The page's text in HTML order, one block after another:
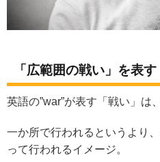
「広範囲の戦い」を表す
英語の”war”が表す「戦い」は、
一か所で行われるというより、
って行われるイメージ。